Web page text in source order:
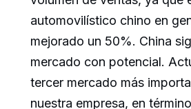
automovilístico chino en
mejorado un 50%. China
mercado con potencial.
tercer mercado más
nuestra empresa, en